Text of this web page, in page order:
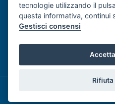
Social
tecnologie utilizzando il
questa informativa, continui
Gestisci consensi